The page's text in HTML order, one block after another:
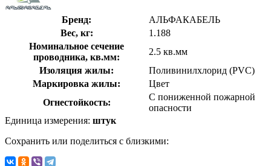
Бренд:
АЛЬФАКАБЕЛЬ
Вес, кг:
1.188
Номинальное сечение
проводника, кв.мм:
2.5 кв.мм
Изоляция жилы:
Поливинилхлорид (PVC)
Маркировка жилы:
Цвет
Огнестойкость:
С пониженной пожарной
опасности
Единица измерения: штук
Сохранить или поделиться с близкими: